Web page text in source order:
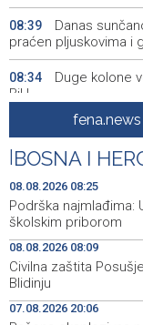
08:39
Danas
praćen pljuskovima i
08:34
Duge kolone
BiH
Deset
Raspotočje
08:25
Podrška
sa školskim priborom
Najave
08:20
Etnofest
pjesmu, običaje i
08:09
Civilna
fena.news
BOSNA I
08.08.2026 08:25
Podrška najmlađima:
školskim priborom
08.08.2026 08:09
Civilna zaštita
Blidinju
07.08.2026 20:06